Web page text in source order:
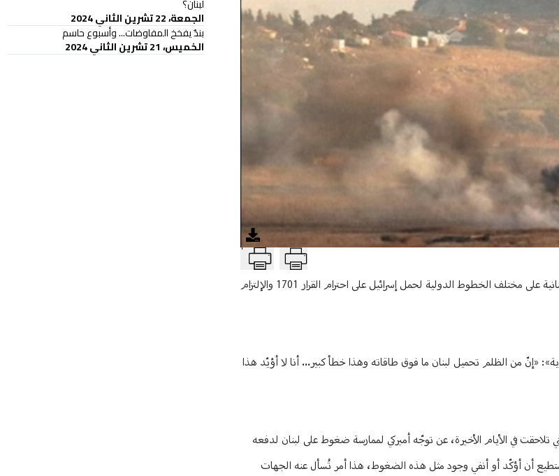
T
على المقلب السياسي الآخر، تنحصر دائرة المتابعة بالملف الحدودي فيما تنشط الديبلوماسية اللبنانية على مختلف الخطوط الدولية لحمل إسرائيل على احترام القرار 1701 والإلتزام
«إنّ من الظلم تحميل لبنان ما فوق طاقاته وهذا خطأ كبير... أنا لا أؤيّد هذا
في الأيام الأخيرة، عن توجّه أميركي لممارسة ضغوط على لبنان لدفعه
أن أؤكّد أو أنفي وجود مثل هذه الضغوط، هذا أمر تُسأل عنه الجهات
لبنان؟
الجمعة، 22 تشرين الثاني 2024
بندٌ يفخخ المفاوضات... وأسبوع حاسم
الخميس، 21 تشرين الثاني 2024